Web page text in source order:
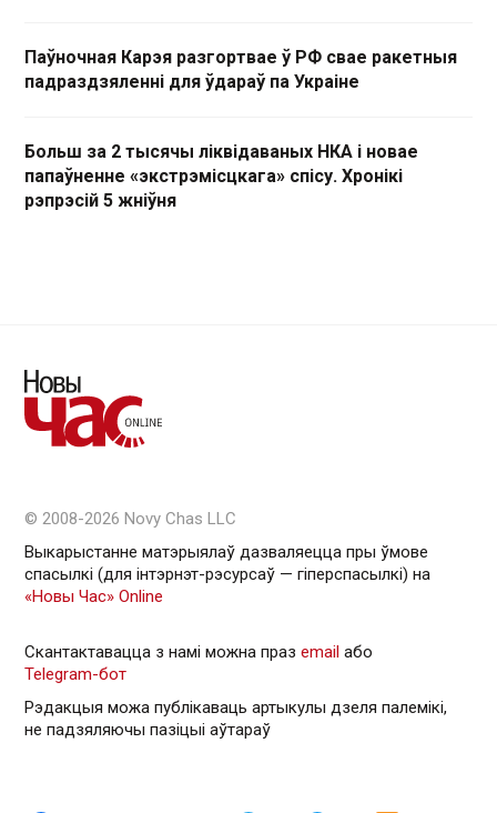
Паўночная Карэя разгортвае ў РФ свае ракетныя
падраздзяленні для ўдараў па Украіне
Больш за 2 тысячы ліквідаваных НКА і новае
папаўненне «экстрэмісцкага» спісу. Хронікі
рэпрэсій 5 жніўня
© 2008-2026 Novy Chas LLC
Выкарыстанне матэрыялаў дазваляецца пры ўмове
спасылкі (для інтэрнэт-рэсурсаў — гiперспасылкi) на
«Новы Час» Online
Скантактавацца з намі можна праз email або
Telegram-бот
Рэдакцыя можа публікаваць артыкулы дзеля палемікі,
не падзяляючы пазіцыі аўтараў